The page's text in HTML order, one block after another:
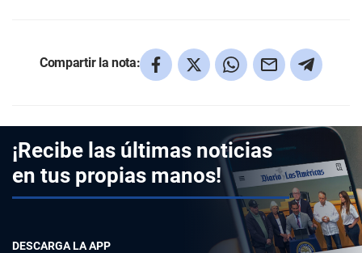
Compartir la nota:
¡Recibe las últimas noticias
en tus propias manos!
DESCARGA LA APP